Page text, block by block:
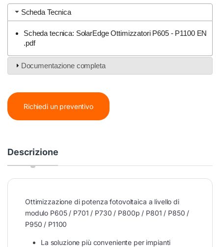
Scheda Tecnica
Scheda tecnica: SolarEdge Ottimizzatori P605 - P1100 EN
.pdf
Documentazione completa
Richiedi un preventivo
Descrizione
Ottimizzazione di potenza fotovoltaica a livello di
modulo P605 / P701 / P730 / P800p / P801 / P850 /
P950 / P1100
La soluzione più conveniente per impianti